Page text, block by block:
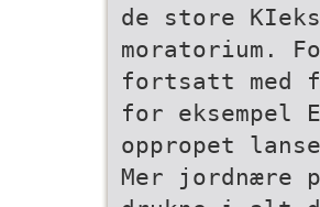
de store
moratorium.
fortsatt med
for eksempel
oppropet
Mer jordnære